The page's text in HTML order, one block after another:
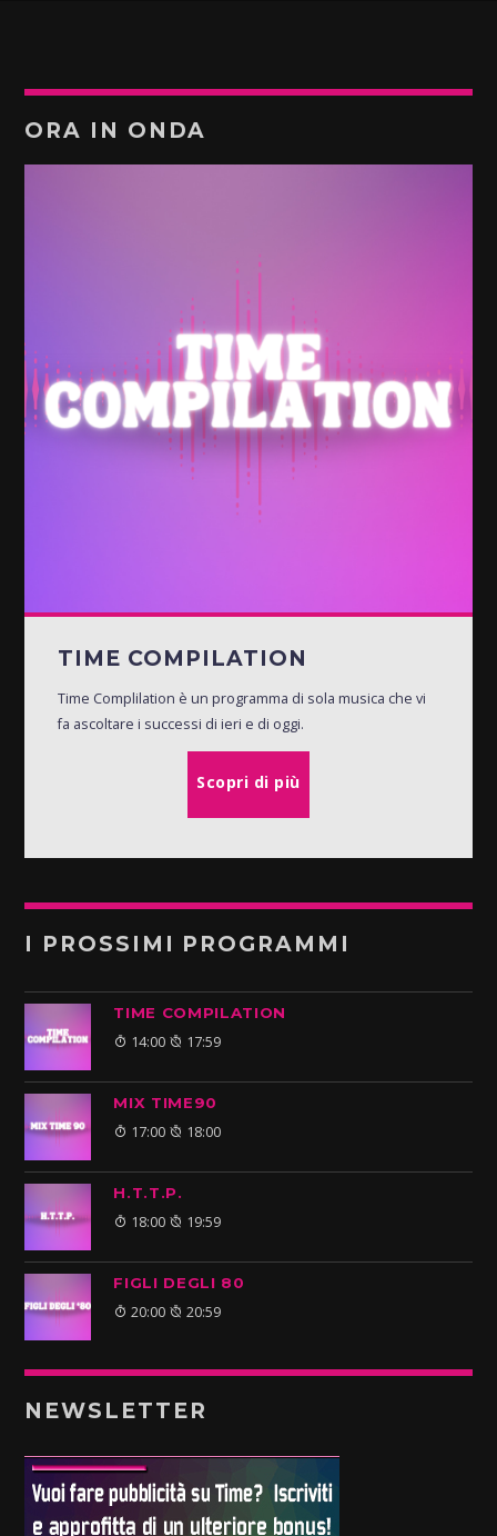
ORA IN ONDA
TIME COMPILATION
Time Complilation è un programma di sola musica che vi
fa ascoltare i successi di ieri e di oggi.
Scopri di più
I PROSSIMI PROGRAMMI
TIME COMPILATION
14:00 17:59
MIX TIME90
17:00 18:00
H.T.T.P.
18:00 19:59
FIGLI DEGLI 80
20:00 20:59
NEWSLETTER